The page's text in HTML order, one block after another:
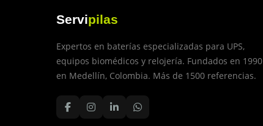
Servipilas
Expertos en baterías especializadas para UPS,
equipos biomédicos y relojería. Fundados en 1990
en Medellín, Colombia. Más de 1500 referencias.